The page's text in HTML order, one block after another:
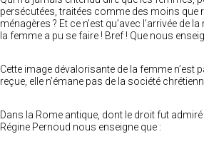
persécutées, traitées comme des moins que
ménagères ? Et ce n’est qu’avec l’arrivée de
la femme a pu se faire ! Bref ! Que nous
Cette image dévalorisante de la femme
reçue, elle n’émane pas de la société
Dans la Rome antique, dont le droit fut
Régine Pernoud nous enseigne que :